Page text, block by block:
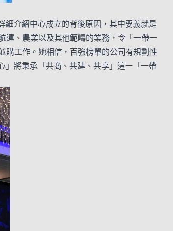
細介紹中心成立的背後原因，其中要義就是
運、農業以及其他範疇的業務，令「一帶一
購工作。她相信，百強榜單的公司有規劃性
」將秉承「共商、共建、共享」這一「一帶